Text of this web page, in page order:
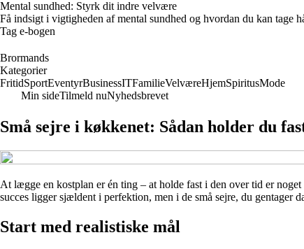
Mental sundhed: Styrk dit indre velvære
Få indsigt i vigtigheden af mental sundhed og hvordan du kan tage
Tag e-bogen
Brormands
Kategorier
FritidSportEventyrBusinessITFamilieVelværeHjemSpiritusMode
Min sideTilmeld nuNyhedsbrevet
Små sejre i køkkenet: Sådan holder du
At lægge en kostplan er én ting – at holde fast i den over tid er
succes ligger sjældent i perfektion, men i de små sejre, du
Start med realistiske mål